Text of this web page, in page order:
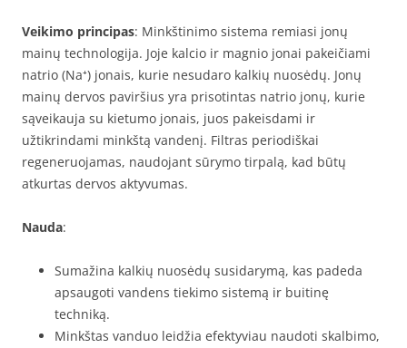
Veikimo principas: Minkštinimo sistema remiasi jonų
mainų technologija. Joje kalcio ir magnio jonai pakeičiami
natrio (Na⁺) jonais, kurie nesudaro kalkių nuosėdų. Jonų
mainų dervos paviršius yra prisotintas natrio jonų, kurie
sąveikauja su kietumo jonais, juos pakeisdami ir
užtikrindami minkštą vandenį. Filtras periodiškai
regeneruojamas, naudojant sūrymo tirpalą, kad būtų
atkurtas dervos aktyvumas.
Nauda:
Sumažina kalkių nuosėdų susidarymą, kas padeda
apsaugoti vandens tiekimo sistemą ir buitinę
techniką.
Minkštas vanduo leidžia efektyviau naudoti skalbimo,